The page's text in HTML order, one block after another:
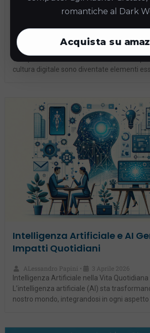
romantiche al Dark
Acquista su
Guida Completa alla
ALessandro Papini •
10 Aprile 2026
Consapevolezza Digitale e Cultura Digitale:
Completa Nel mondo moderno, la
cultura digitale sono diventate elementi
Intelligenza Artificiale e AI
Impatti Quotidiani
ALessandro Papini •
3 Aprile 2026
Intelligenza Artificiale nella Vita Quotidiana
L’intelligenza artificiale (AI) sta
nostro mondo, integrandosi in ogni aspetto